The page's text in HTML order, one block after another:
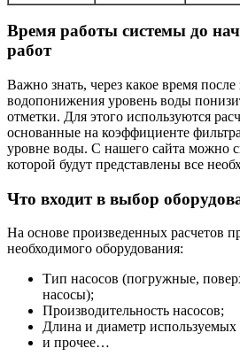
Время работы системы до
работ
Важно знать, через какое время
водопонижения уровень воды
отметки. Для этого используются
основанные на коэффициенте
уровне воды. С нашего сайта можно
которой будут представлены все
Что входит в выбор
На основе произведенных расчетов
необходимого оборудования:
Тип насосов (погружные,
насосы);
Производительность насосов;
Длина и диаметр используемых
и прочее…